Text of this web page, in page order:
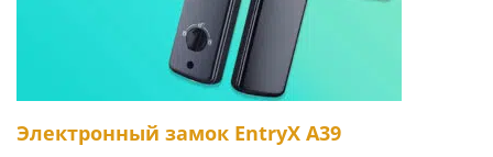
Электронный замок EntryX A39